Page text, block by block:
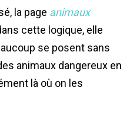
la page animaux
cette logique, elle
se posent sans
animaux dangereux en
là où on les